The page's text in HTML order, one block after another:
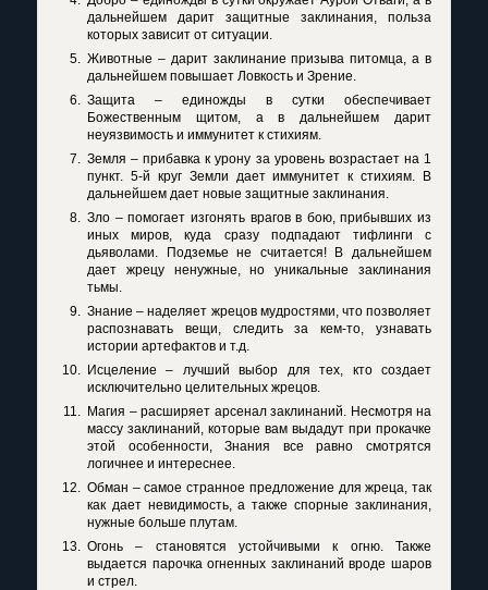
дальнейшем дарит защитные заклинания, польза
которых зависит от ситуации.
Животные – дарит заклинание призыва питомца, а в
дальнейшем повышает Ловкость и Зрение.
Защита – единожды в сутки обеспечивает
Божественным щитом, а в дальнейшем дарит
неуязвимость и иммунитет к стихиям.
Земля – прибавка к урону за уровень возрастает на 1
пункт. 5-й круг Земли дает иммунитет к стихиям. В
дальнейшем дает новые защитные заклинания.
Зло – помогает изгонять врагов в бою, прибывших из
иных миров, куда сразу подпадают тифлинги с
дьяволами. Подземье не считается! В дальнейшем
дает жрецу ненужные, но уникальные заклинания
тьмы.
Знание – наделяет жрецов мудростями, что позволяет
распознавать вещи, следить за кем-то, узнавать
истории артефактов и т.д.
Исцеление – лучший выбор для тех, кто создает
исключительно целительных жрецов.
Магия – расширяет арсенал заклинаний. Несмотря на
массу заклинаний, которые вам выдадут при прокачке
этой особенности, Знания все равно смотрятся
логичнее и интереснее.
Обман – самое странное предложение для жреца, так
как дает невидимость, а также спорные заклинания,
нужные больше плутам.
Огонь – становятся устойчивыми к огню. Также
выдается парочка огненных заклинаний вроде шаров
и стрел.